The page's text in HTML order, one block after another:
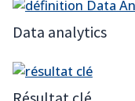
Data analytics
Résultat clé